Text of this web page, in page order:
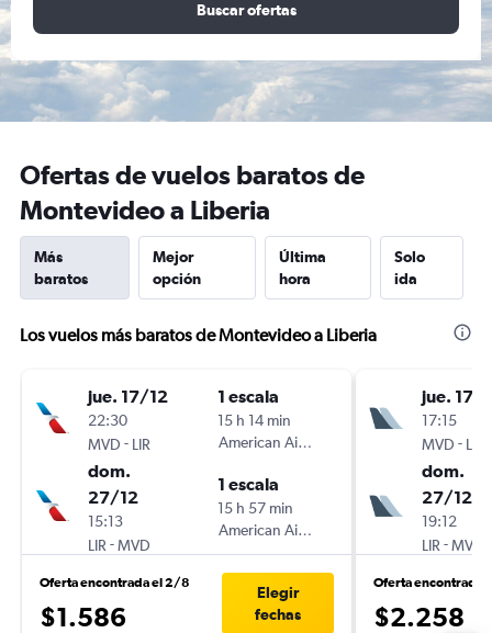
Buscar ofertas
Ofertas de vuelos baratos de
Montevideo a Liberia
Más
baratos
Mejor
opción
Última
hora
Solo
ida
Los vuelos más baratos de Montevideo a Liberia
jue. 17/12
22:30
MVD - LIR
1 escala
15 h 14 min
American Airlines
dom.
27/12
15:13
LIR -MVD
1 escala
15 h 57 min
American Airlines
Oferta encontrada el 2/8
$1.586
Elegir
fechas
jue. 17/
17:15
MVD - LIR
dom.
27/12
19:12
LIR -MVD
Oferta encontrada
$2.258